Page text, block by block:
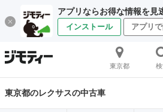
アプリならお得な情報を見
インストール アプリで
東京都
東京都のレクサスの中古車